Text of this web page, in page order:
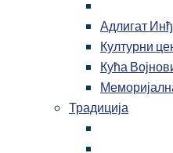
Адлигат
Културни
Кућа
Традиција